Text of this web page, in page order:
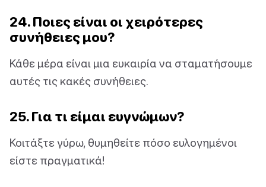
24. Ποιες είναι οι χειρότερες
συνήθειες μου?
Κάθε μέρα είναι μια ευκαιρία να σταματήσουμε
αυτές τις κακές συνήθειες.
25. Για τι είμαι ευγνώμων?
Κοιτάξτε γύρω, θυμηθείτε πόσο ευλογημένοι
είστε πραγματικά!